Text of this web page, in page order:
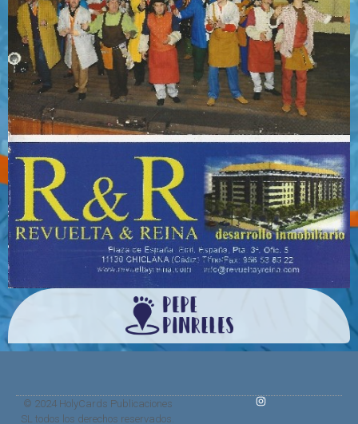
© 2024 HolyCards Publicaciones
SL todos los derechos reservados.